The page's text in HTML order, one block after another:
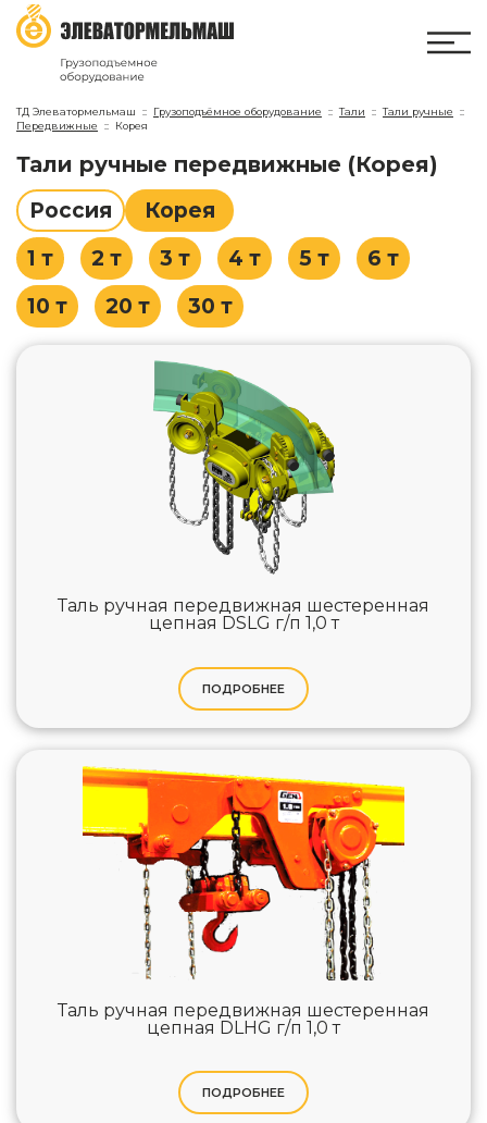
ТД Элеватормельмаш Грузоподъёмное оборудование Тали
Тали ручные
Передвижные
Корея
Тали ручные передвижные (Корея)
Россия
Корея
1 т
2 т 3 т 4 т 5 т
6 т
10 т
20 т 30 т
Таль ручная передвижная шестеренная
цепная DSLG г/п 1,0 т
ПОДРОБНЕЕ
Таль ручная передвижная шестеренная
цепная DLHG г/п 1,0 т
ПОДРОБНЕЕ